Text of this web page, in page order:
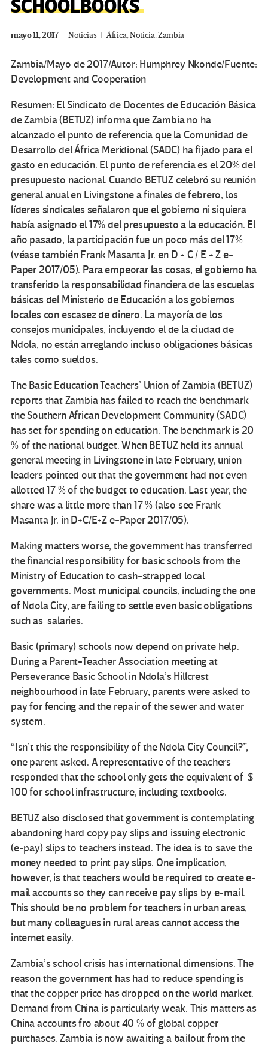
SCHOOLBOOKS
mayo 11, 2017 Noticias África,Noticia,Zambia
Zambia/Mayo de 2017/Autor: Humphrey Nkonde/Fuente:
Development and Cooperation
Resumen: El Sindicato de Docentes de Educación Básica
de Zambia (BETUZ) informa que Zambia no ha
alcanzado el punto de referencia que la Comunidad de
Desarrollo del África Meridional (SADC) ha fijado para el
gasto en educación. El punto de referencia es el 20% del
presupuesto nacional. Cuando BETUZ celebró su reunión
general anual en Livingstone a finales de febrero, los
líderes sindicales señalaron que el gobierno ni siquiera
había asignado el 17% del presupuesto a la educación. El
año pasado, la participación fue un poco más del 17%
(véase también Frank Masanta Jr. en D + C / E + Z e-
Paper 2017/05). Para empeorar las cosas, el gobierno ha
transferido la responsabilidad financiera de las escuelas
básicas del Ministerio de Educación a los gobiernos
locales con escasez de dinero. La mayoría de los
consejos municipales, incluyendo el de la ciudad de
Ndola, no están arreglando incluso obligaciones básicas
tales como sueldos.
The Basic Education Teachers’ Union of Zambia (BETUZ)
reports that Zambia has failed to reach the benchmark
the Southern African Development Community (SADC)
has set for spending on education. The benchmark is 20
% of the national budget. When BETUZ held its annual
general meeting in Livingstone in late February, union
leaders pointed out that the government had not even
allotted 17 % of the budget to education. Last year, the
share was a little more than 17 % (also see Frank
Masanta Jr. in D+C/E+Z e-Paper 2017/05).
Making matters worse, the government has transferred
the financial responsibility for basic schools from the
Ministry of Education to cash-strapped local
governments. Most municipal councils, including the one
of Ndola City, are failing to settle even basic obligations
such as salaries.
Basic (primary) schools now depend on private help.
During a Parent-Teacher Association meeting at
Perseverance Basic School in Ndola’s Hillcrest
neighbourhood in late February, parents were asked to
pay for fencing and the repair of the sewer and water
system.
“Isn’t this the responsibility of the Ndola City Council?”,
one parent asked. A representative of the teachers
responded that the school only gets the equivalent of $
100 for school infrastructure, including textbooks.
BETUZ also disclosed that government is contemplating
abandoning hard copy pay slips and issuing electronic
(e-pay) slips to teachers instead. The idea is to save the
money needed to print pay slips. One implication,
however, is that teachers would be required to create e-
mail accounts so they can receive pay slips by e-mail.
This should be no problem for teachers in urban areas,
but many colleagues in rural areas cannot access the
internet easily.
Zambia’s school crisis has international dimensions. The
reason the government has had to reduce spending is
that the copper price has dropped on the world market.
Demand from China is particularly weak. This matters as
China accounts fro about 40 % of global copper
purchases. Zambia is now awaiting a bailout from the